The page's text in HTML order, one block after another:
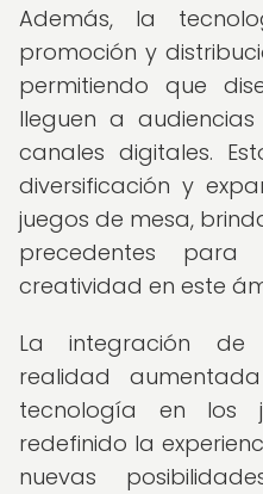
Además, la
promoción y
permitiendo que
lleguen a
canales digitales.
diversificación y
juegos de mesa,
precedentes
creatividad en este
La integración de
realidad
tecnología en los
redefinido la
nuevas